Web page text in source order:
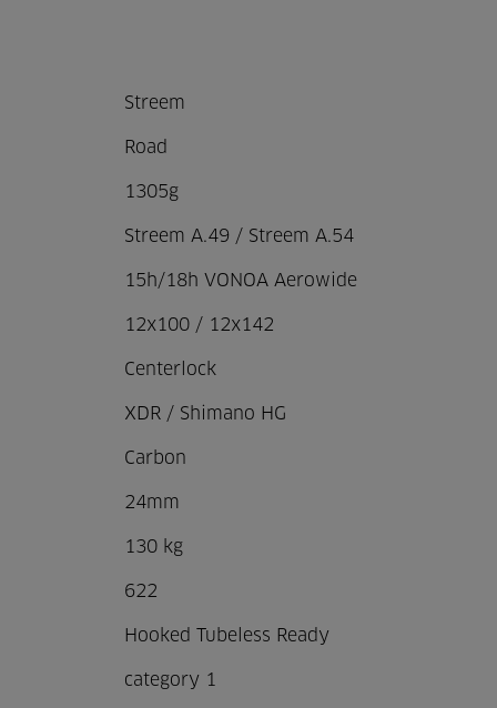
Streem
Road
1305g
Streem A.49 / Streem A.54
15h/18h VONOA Aerowide
12x100 / 12x142
Centerlock
XDR / Shimano HG
Carbon
24mm
130 kg
622
Hooked Tubeless Ready
category 1